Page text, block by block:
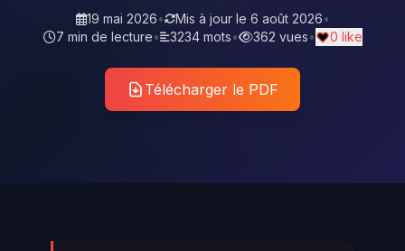
19 mai 2026• Mis à jour le 6 août 2026•
7 min de lecture• 3234 mots• 362 vues• 0 like
Télécharger le PDF